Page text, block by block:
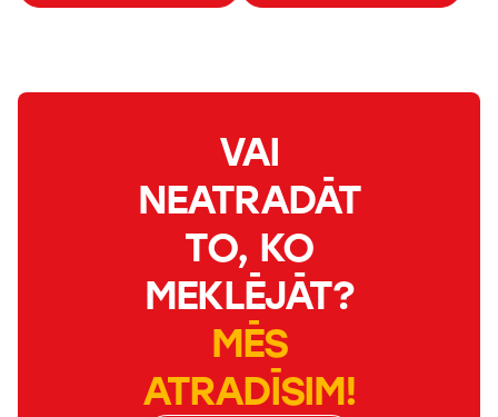
VAI
NEATRADĀT
TO, KO
MEKLĒJĀT?
MĒS
ATRADĪSIM!